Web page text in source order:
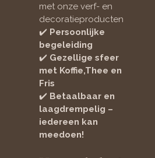
met onze verf- en
decoratieproducten
✔️ Persoonlijke
begeleiding
✔️ Gezellige sfeer
met Koffie,Thee en
Fris
✔️ Betaalbaar en
laagdrempelig –
iedereen kan
meedoen!